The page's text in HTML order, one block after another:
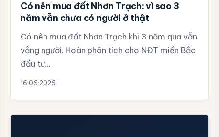
Có nên mua đất Nhơn Trạch: vì sao 3
năm vẫn chưa có người ở thật
Có nên mua đất Nhơn Trạch khi 3 năm qua vẫn
vắng người. Hoàn phân tích cho NĐT miền Bắc
đầu tư…
16·06·2026